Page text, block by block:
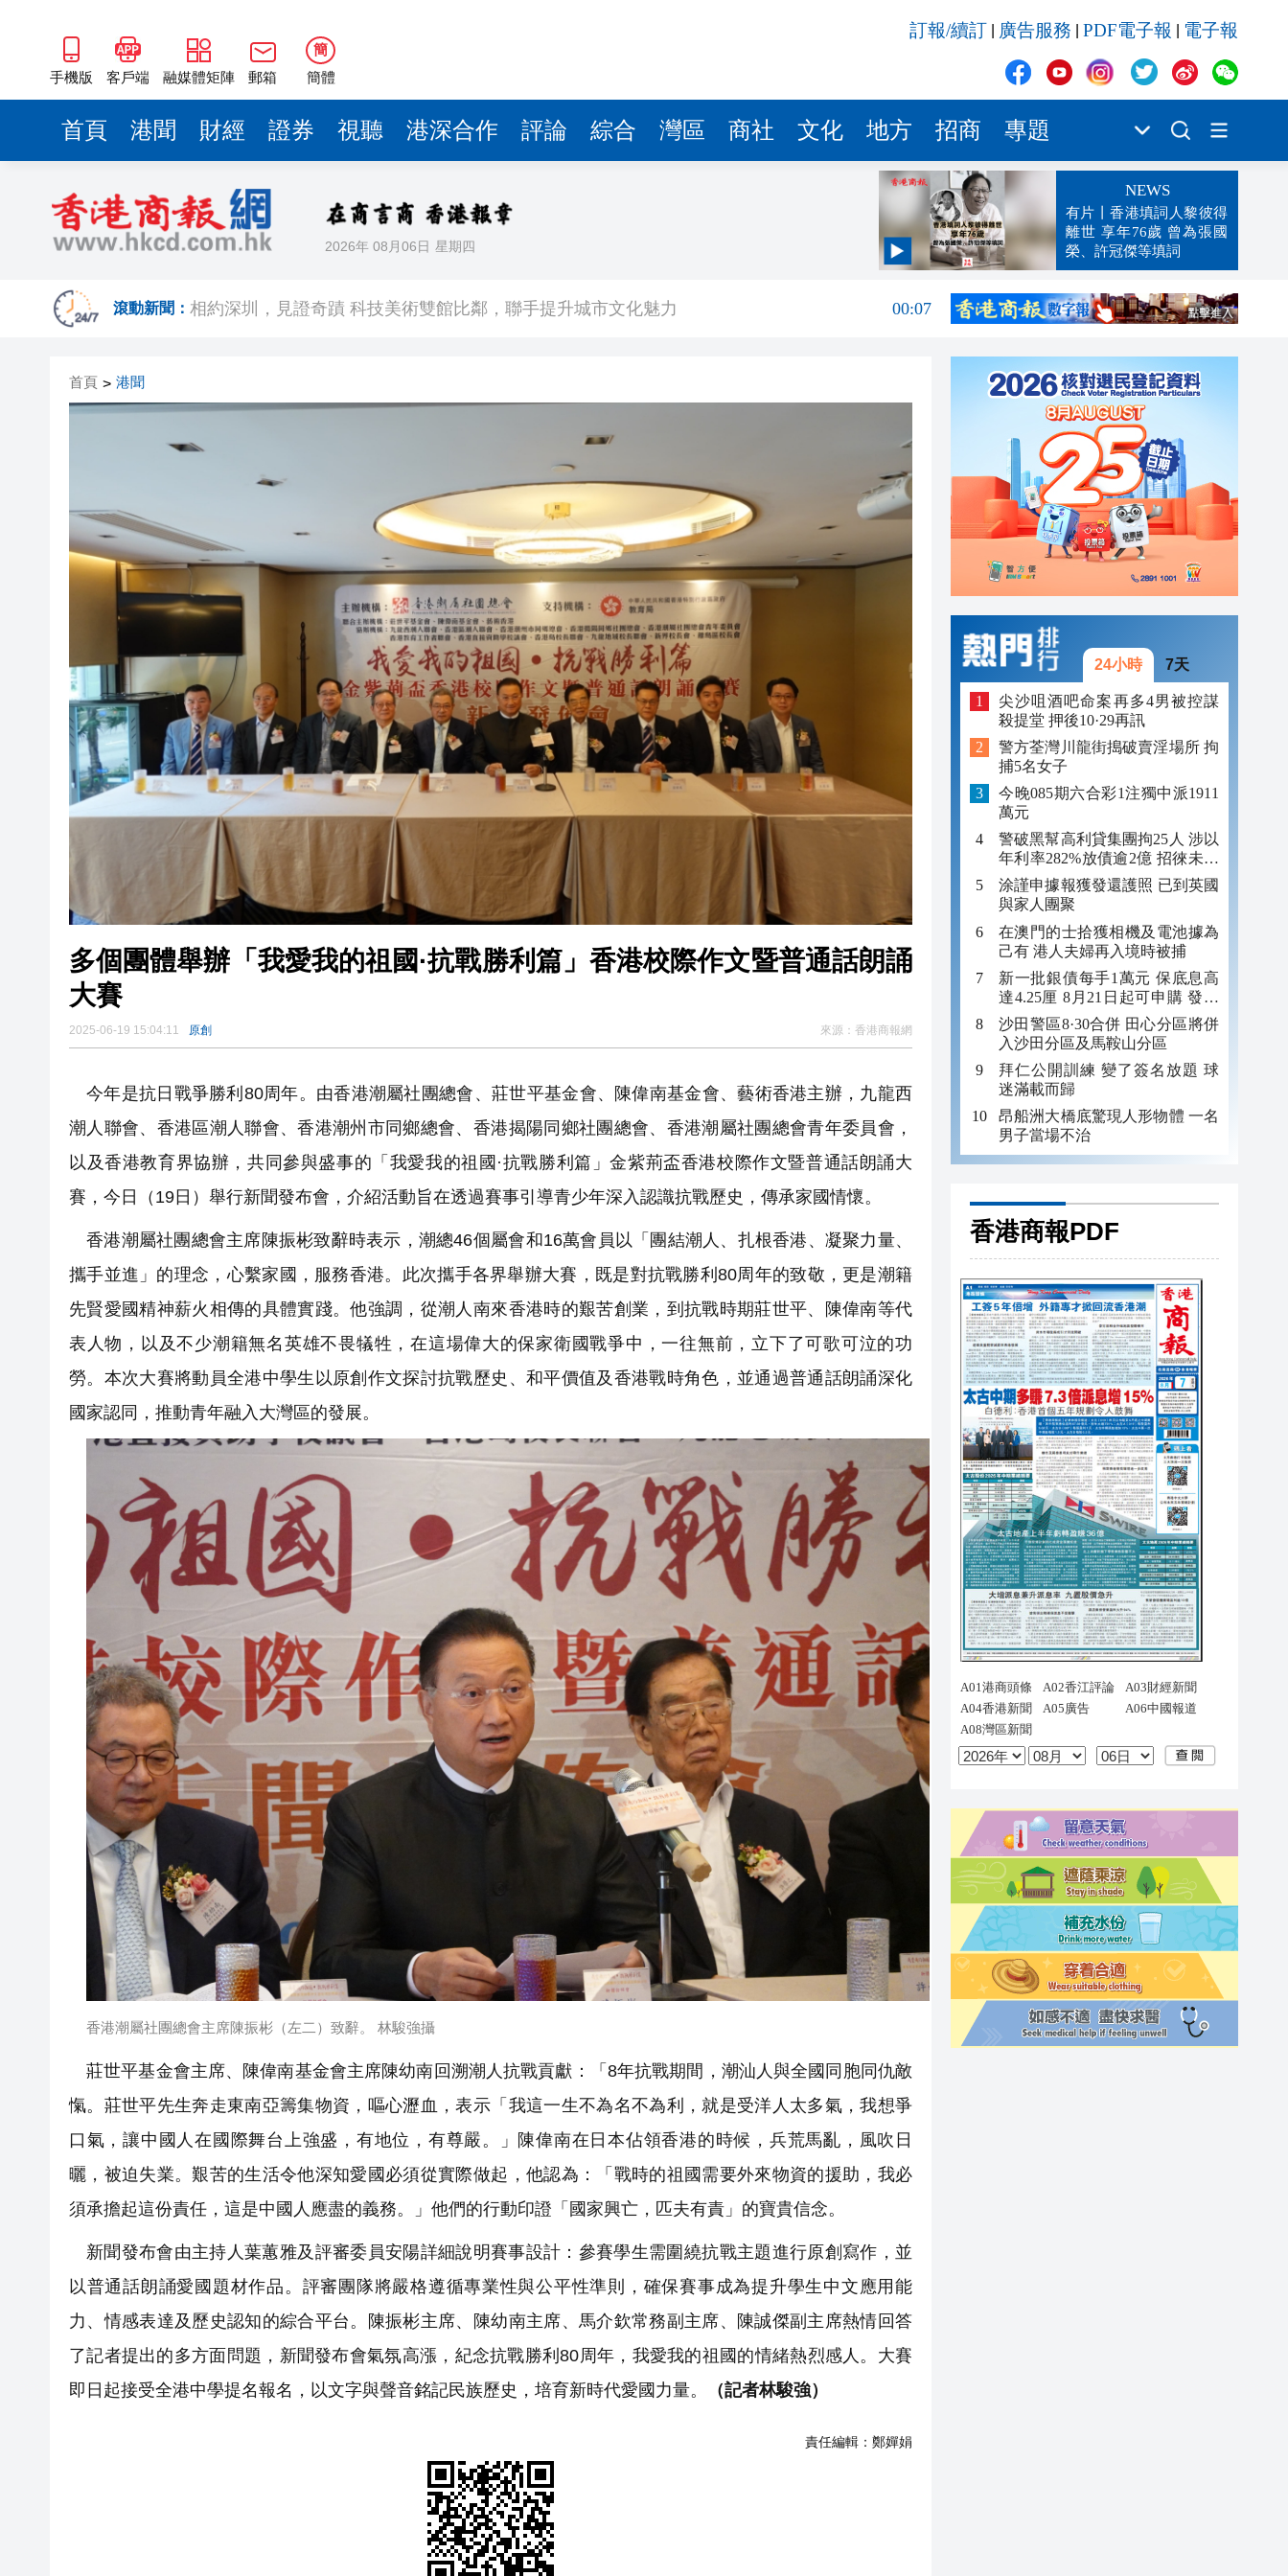
手機版 客戶端 融媒體矩陣 郵箱
簡
簡體
訂報/續訂 廣告服務 PDF電子報 電子報
首頁 港聞 財經 證券 視聽 港深合作 評論 綜合 灣區 商社 文化 地方 招商 專題
2026年 08月06日 星期四
NEWS
有片丨香港填詞人黎彼得
離世 享年76歲 曾為張國
榮、許冠傑等填詞
滾動新聞：
00:19
相約深圳，見證奇蹟 科技美術雙館比鄰，聯手提升城市文化魅力
00:07
有片丨孕婦羊水破裂即將臨盆 正遇晚高峰 情況危急 鐵騎交警一路開道護送
東涌巴士撞電單車 巴士司機涉危駕被捕
23:12
有片丨清淡不等於吃素！ 清淡飲食正在毀掉很多老人的晚年健康
首頁 > 港聞
多個團體舉辦「我愛我的祖國·抗戰勝利篇」香港校際作文暨普通話朗誦
大賽
2025-06-19 15:04:11 原創 來源： 香港商報網
今年是抗日戰爭勝利80周年。由香港潮屬社團總會、莊世平基金會、陳偉南基金會、藝術香港主辦，九龍西
潮人聯會、香港區潮人聯會、香港潮州市同鄉總會、香港揭陽同鄉社團總會、香港潮屬社團總會青年委員會，
以及香港教育界協辦，共同參與盛事的「我愛我的祖國·抗戰勝利篇」金紫荊盃香港校際作文暨普通話朗誦大
賽，今日（19日）舉行新聞發布會，介紹活動旨在透過賽事引導青少年深入認識抗戰歷史，傳承家國情懷。
香港潮屬社團總會主席陳振彬致辭時表示，潮總46個屬會和16萬會員以「團結潮人、扎根香港、凝聚力量、
攜手並進」的理念，心繫家國，服務香港。此次攜手各界舉辦大賽，既是對抗戰勝利80周年的致敬，更是潮籍
先賢愛國精神薪火相傳的具體實踐。他強調，從潮人南來香港時的艱苦創業，到抗戰時期莊世平、陳偉南等代
表人物，以及不少潮籍無名英雄不畏犠牲，在這場偉大的保家衛國戰爭中，一往無前，立下了可歌可泣的功
勞。本次大賽將動員全港中學生以原創作文探討抗戰歷史、和平價值及香港戰時角色，並通過普通話朗誦深化
國家認同，推動青年融入大灣區的發展。
香港潮屬社團總會主席陳振彬（左二）致辭。 林駿強攝
莊世平基金會主席、陳偉南基金會主席陳幼南回溯潮人抗戰貢獻：「8年抗戰期間，潮汕人與全國同胞同仇敵
愾。莊世平先生奔走東南亞籌集物資，嘔心瀝血，表示「我這一生不為名不為利，就是受洋人太多氣，我想爭
口氣，讓中國人在國際舞台上強盛，有地位，有尊嚴。」陳偉南在日本佔領香港的時候，兵荒馬亂，風吹日
曬，被迫失業。艱苦的生活令他深知愛國必須從實際做起，他認為：「戰時的祖國需要外來物資的援助，我必
須承擔起這份責任，這是中國人應盡的義務。」他們的行動印證「國家興亡，匹夫有責」的寶貴信念。
新聞發布會由主持人葉蕙雅及評審委員安陽詳細說明賽事設計：參賽學生需圍繞抗戰主題進行原創寫作，並
以普通話朗誦愛國題材作品。評審團隊將嚴格遵循專業性與公平性準則，確保賽事成為提升學生中文應用能
力、情感表達及歷史認知的綜合平台。陳振彬主席、陳幼南主席、馬介欽常務副主席、陳誠傑副主席熱情回答
了記者提出的多方面問題，新聞發布會氣氛高漲，紀念抗戰勝利80周年，我愛我的祖國的情緒熱烈感人。大賽
即日起接受全港中學提名報名，以文字與聲音銘記民族歷史，培育新時代愛國力量。
（記者林駿強）
責任編輯： 鄭嬋娟
24小時 7天
尖沙咀酒吧命案再多4男被控謀
殺提堂 押後10·29再訊
警方荃灣川龍街搗破賣淫場所 拘
捕5名女子
今晚085期六合彩1注獨中派1911
萬元
警破黑幫高利貸集團拘25人 涉以
年利率282%放債逾2億 招徠未成
年追數
涂謹申據報獲發還護照 已到英國
與家人團聚
在澳門的士拾獲相機及電池據為
己有 港人夫婦再入境時被捕
新一批銀債每手1萬元 保底息高
達4.25厘 8月21日起可申購 發行
金額最多550億
沙田警區8·30合併 田心分區將併
入沙田分區及馬鞍山分區
拜仁公開訓練 變了簽名放題 球
迷滿載而歸
昂船洲大橋底驚現人形物體 一名
男子當場不治
香港商報PDF